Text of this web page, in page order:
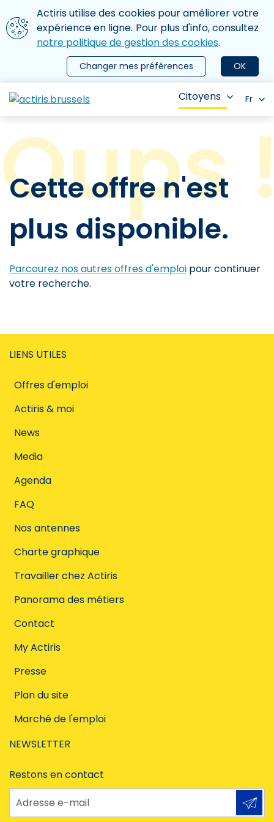
Aller au contenu principal
Nous utilisons des cookies
Actiris utilise des cookies pour améliorer votre
expérience en ligne. Pour plus d'info, consultez
notre politique de gestion des cookies.
OK
Changer mes préférences
le menu
Citoyens Fr
Cette offre n'est
plus disponible.
Parcourez nos autres offres d'emploi pour continuer
votre recherche.
LIENS UTILES
Offres d'emploi
Actiris & moi
News
Media
Agenda
FAQ
Nos antennes
Charte graphique
Travailler chez Actiris
Panorama des métiers
Contact
My Actiris
Presse
Plan du site
Marché de l'emploi
NEWSLETTER
Restons en contact
Adresse e-mail